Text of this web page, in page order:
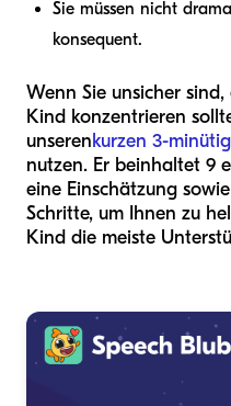
Sie müssen nicht
konsequent.
Wenn Sie unsicher
Kind konzentrieren
unserenkurzen 3-
nutzen. Er beinhaltet 9
eine Einschätzung
Schritte, um Ihnen zu
Kind die meiste